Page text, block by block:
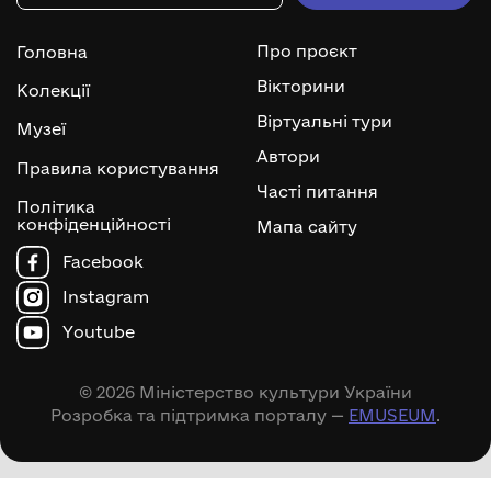
Головна
Колекції
Музеї
Правила користування
Політика
конфіденційності
Про проєкт
Вікторини
Віртуальні тури
Автори
Часті питання
Мапа сайту
Facebook
Instagram
Youtube
© 2026 Міністерство культури України
Розробка та підтримка порталу — EMUSEUM.